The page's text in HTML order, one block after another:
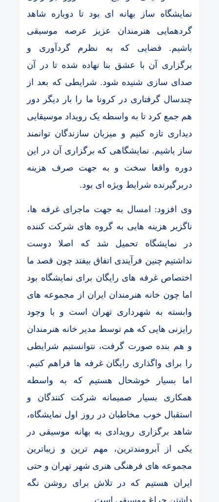
نمایشگاه ساز بهانه ای بود تا دوباره شاهد
گردهمایی هنرمندان عزیز عرصه موسیقی
باشیم. فضایی که به نظرم گردآوری و
برگزاری آن با عشق بنا نهاده شده تا در آن
صدای سازی شنیده شود. شرایطی که بعد از
چندسال گرفتاری در کرونا ما را بار دیگر دور
هم جمع کرد تا به واسطه یک رویداد موسیقایی
دیداری تازه کنیم و میزبان سازندگان توانمند
ساز باشیم. نمایشگاهی که برگزاری آن در این
دوره واقعا سخت و به جهت صرف هزینه
دربرگیرنده شرایط ویژه ای بود.
وی افزود: امسال به جهت ماجرای غرفه ها،
ناگزیر هزینه هایی به گروه های شرکت کننده
در نمایشگاه تحمیل شد که اصلا دوست
نداشتیم چنین فرآیندی اتفاق بیفتد چون قصد ما
اختصاص غرفه های رایگان برای نمایشگاه بود
اما چون خانه هنرمندان ایران از مجموعه های
وابسته به شهرداری تهران است و با وجود
رایزنی هایی که هم توسط مدیر خانه هنرمندان
و هم بنده صورت گرفت، نتوانستیم شرایطی
را برای واگذاری رایگان غرفه ها فراهم کنیم.
اما بسیار خوشحال هستیم که به واسطه
همکاری بسیار صمیمانه شرکت کنندگان و
استقبال خوب مخاطبان در روز اول نمایشگاه،
شاهد برگزاری رویدادی به بهانه موسیقی در
یکی از آبرومندترین، مهم ترین و زیباترین
مجموعه های فرهنگی هنری شهر تهران و حتی
ایران هستیم که در تلاش برای روشن نگه
داشتن چراغ موسیقی است.